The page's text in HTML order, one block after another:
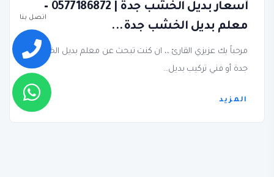
أسعار بديل الخشب جدة | 0577186872 –
معلم بديل الخشب جدة...
مرحباً بك عزيزي القارئ ،، ان كنت تبحث عن معلم بديل الخشب
جدة أو فني تركيب بديل...
المزيد
اتصل بنا